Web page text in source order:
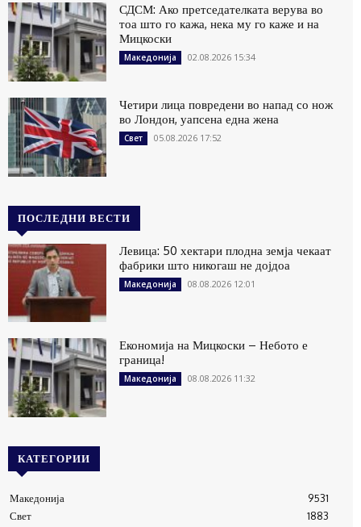
СДСМ: Ако претседателката верува во
тоа што го кажа, нека му го каже и на
Мицкоски
Македонија 02.08.2026 15:34
Четири лица повредени во напад со нож
во Лондон, уапсена една жена
Свет 05.08.2026 17:52
ПОСЛЕДНИ ВЕСТИ
Левица: 50 хектари плодна земја чекаат
фабрики што никогаш не дојдоа
Македонија 08.08.2026 12:01
Економија на Мицкоски – Небото е
граница!
Македонија 08.08.2026 11:32
КАТЕГОРИИ
Македонија
9531
Свет
1883